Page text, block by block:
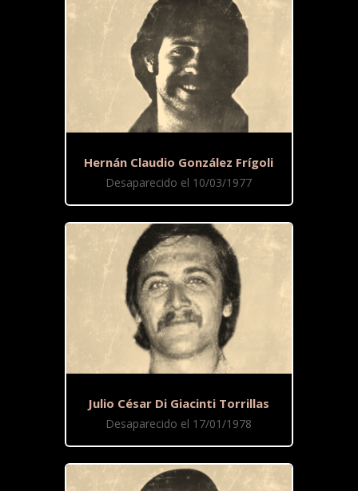
Hernán Claudio González Frígoli
Desaparecido el 10/03/1977
Julio César Di Giacinti Torrillas
Desaparecido el 17/01/1978